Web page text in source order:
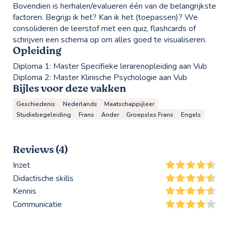
Bovendien is herhalen/evalueren één van de belangrijkste
factoren. Begrijp ik het? Kan ik het (toepassen)? We
consolideren de leerstof met een quiz, flashcards of
schrijven een schema op om alles goed te visualiseren.
Opleiding
Diploma 1: Master Specifieke lerarenopleiding aan Vub
Diploma 2: Master Klinische Psychologie aan Vub
Bijles voor deze vakken
Geschiedenis Nederlands
Maatschappijleer
Studiebegeleiding
Frans Ander Groepsles Frans Engels
Reviews (4)
Inzet
Didactische skills
Kennis
Communicatie